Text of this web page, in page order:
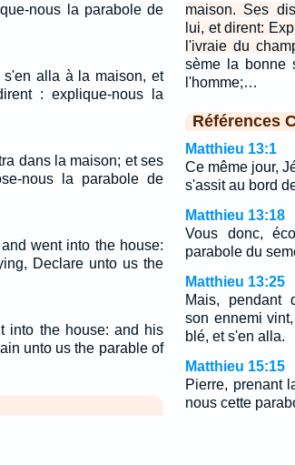
nous la parabole de
alla à la maison, et
: explique-nous la
dans la maison; et ses
nous la parabole de
went into the house:
Declare unto us the
into the house: and his
unto us the parable of
maison. Ses
lui, et dirent:
l'ivraie du
sème la bonne
l'homme;…
Références
Matthieu 13:1
Ce même jour,
s'assit au bord
Matthieu 13:18
Vous donc,
parabole du
Matthieu 13:25
Mais, pendant
son ennemi
blé, et s'en alla.
Matthieu 15:15
Pierre, prenant
nous cette